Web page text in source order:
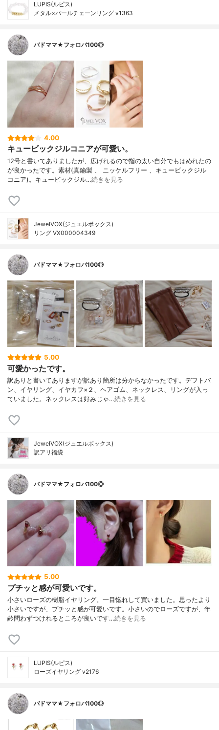
LUPIS(ルピス)
メタル×パールチェーンリング v1363
バドママ★フォロバ100◎
4.00
キュービックジルコニアが可愛い。
12号と書いてありましたが、広げれるので指の太い自分でもはめれたの
が良かったです。素材(真鍮製 、 ニッケルフリー 、キュービックジル
コニア)。キュービックジル…続きを見る
JewelVOX(ジュエルボックス)
リング VX000004349
バドママ★フォロバ100◎
5.00
可愛かったです。
訳ありと書いてありますが訳あり箇所は分からなかったです。デフトバ
ン、イヤリング、イヤカフ×２、ヘアゴム、ネックレス、リングが入っ
ていました。ネックレスは好みじゃ…続きを見る
JewelVOX(ジュエルボックス)
訳アリ福袋
バドママ★フォロバ100◎
5.00
プチッと感が可愛いです。
小さいローズの樹脂イヤリング。一目惚れして買いました。思ったより
小さいですが、プチッと感が可愛いです。小さいのでローズですが、年
齢問わずつけれるところが良いです…続きを見る
LUPIS(ルピス)
ローズイヤリング v2176
バドママ★フォロバ100◎